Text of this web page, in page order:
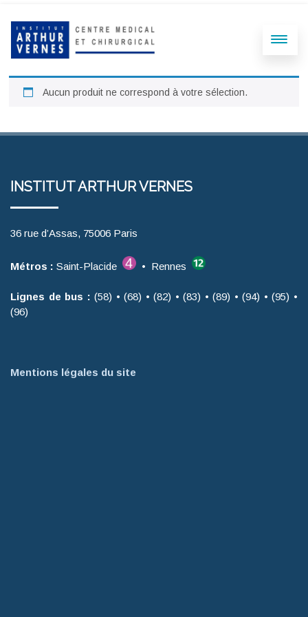
Aucun produit ne correspond à votre sélection.
INSTITUT ARTHUR VERNES
36 rue d’Assas, 75006 Paris
Métros : Saint-Placide • Rennes
Lignes de bus : (58) • (68) • (82) • (83) • (89) • (94) • (95) •
(96)
Mentions légales du site